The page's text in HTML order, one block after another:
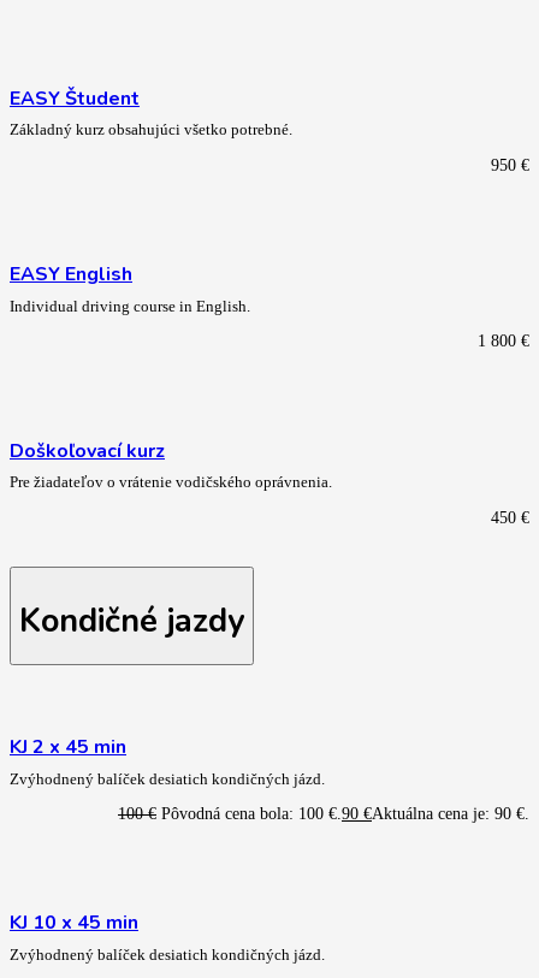
EASY Študent
Základný kurz obsahujúci všetko potrebné.
950 €
EASY English
Individual driving course in English.
1 800 €
Doškoľovací kurz
Pre žiadateľov o vrátenie vodičského oprávnenia.
450 €
Kondičné jazdy
KJ 2 x 45 min
Zvýhodnený balíček desiatich kondičných jázd.
100€ Pôvodná cena bola: 100 €. 90 €Aktuálna cena je: 90 €.
KJ 10 x 45 min
Zvýhodnený balíček desiatich kondičných jázd.